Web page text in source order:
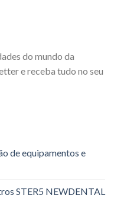
do mundo da
e receba tudo no seu
de equipamentos e
STER5 NEWDENTAL